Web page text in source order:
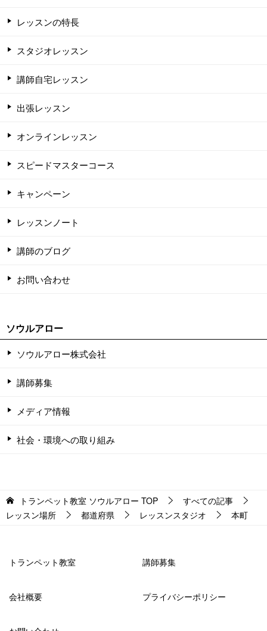
レッスンの特長
スタジオレッスン
講師自宅レッスン
出張レッスン
オンラインレッスン
スピードマスターコース
キャンペーン
レッスンノート
講師のブログ
お問い合わせ
ソウルアロー
ソウルアロー株式会社
講師募集
メディア情報
社会・環境への取り組み
トランペット教室 ソウルアロー TOP
すべての記事
レッスン場所
都道府県 レッスンスタジオ 本町
トランペット教室 講師募集
会社概要 プライバシーポリシー